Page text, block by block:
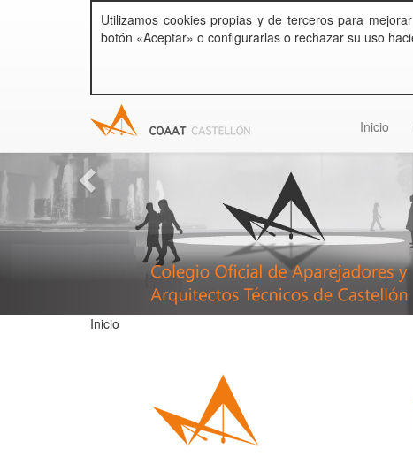
Utilizamos cookies propias y de terceros para
botón «Aceptar» o configurarlas o rechazar su uso
Inicio
Inicio